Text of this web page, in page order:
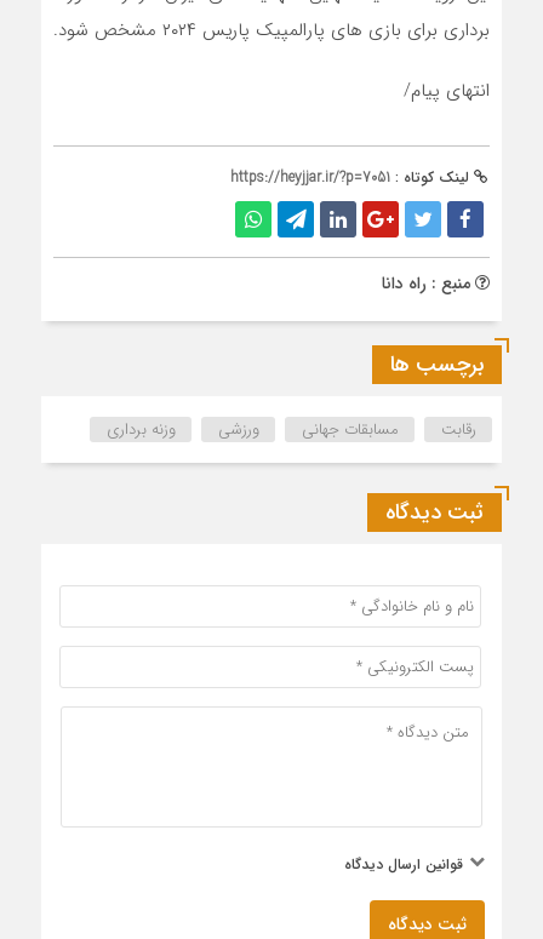
برداری برای بازی های پارالمپیک پاریس ۲۰۲۴ مشخص شود.
انتهای پیام/
لینک کوتاه : https://heyjjar.ir/?p=7051
منبع : راه دانا
برچسب ها
رقابت مسابقات جهانی ورزشی وزنه برداری
ثبت دیدگاه
قوانین ارسال دیدگاه
ثبت دیدگاه